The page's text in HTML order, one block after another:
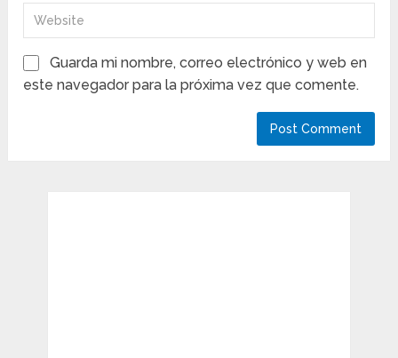
Guarda mi nombre, correo electrónico y web en
este navegador para la próxima vez que comente.